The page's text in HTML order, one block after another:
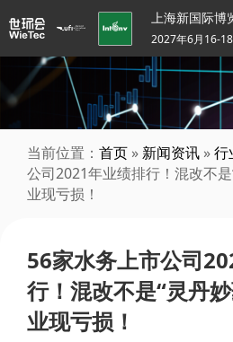
上海新国际博
2027年6月16-
当前位置： 首页 » 新闻资讯 »行
公司2021年业绩排行！混改不
业现亏损！
56家水务上市公司
行！混改不是“灵丹
业现亏损！